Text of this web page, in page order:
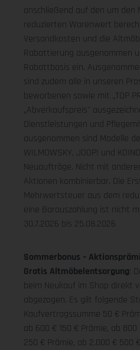
anschließend auf den um
reduzierten Warenwert
Versandkosten und die
Rabattierung ausgenommen
Rabattbasis ein.
sind zudem alle in unseren
beworbenen sowie mit „TOP
„Abverkaufspreis"
Dienstleistungen und
ausgenommen sind Modelle
WILMOWSKY, JOOP! und
Neuaufträge. Nicht mit
Aktionen kombinierbar. Die
Mehrwertsteuer aus dem
eine Barauszahlung ist nicht
30.7.2026 bis 25.08.2026
Sommerbonus –
Gratis Altmöbelentsorgung:
beim Neukauf im Shop direkt
abgezogen. Es gilt folgende
Kaufvertragssumme 50 €
ab 600 € 150 € Prämie, ab
250 € Prämie, ab 2.000 € 500